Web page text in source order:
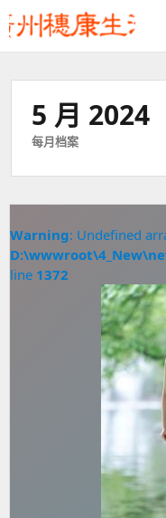
5 月 2024
每月档案
Warning: Undefined
line 1372